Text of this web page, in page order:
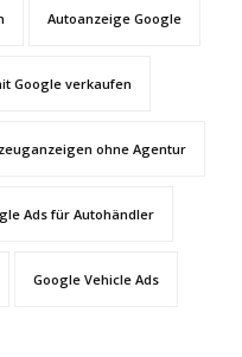
Autoanzeige Google
Google verkaufen
ohne Agentur
Ads für Autohändler
Google Vehicle Ads